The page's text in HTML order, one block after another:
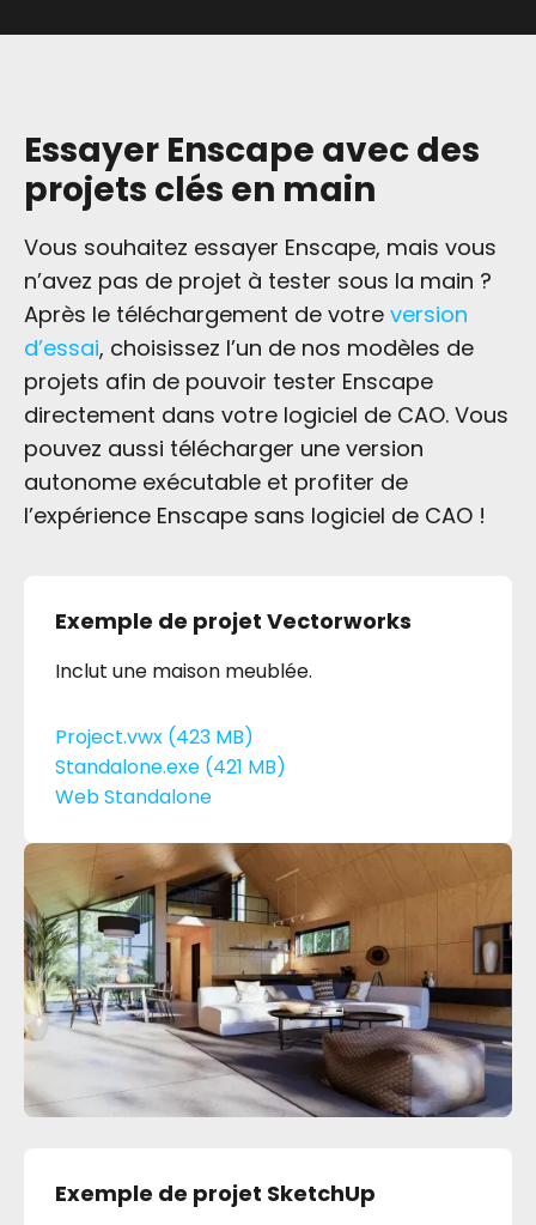
Essayer Enscape avec des
projets clés en main
Vous souhaitez essayer Enscape, mais vous
n’avez pas de projet à tester sous la main ?
Après le téléchargement de votre version
d’essai, choisissez l’un de nos modèles de
projets afin de pouvoir tester Enscape
directement dans votre logiciel de CAO. Vous
pouvez aussi télécharger une version
autonome exécutable et profiter de
l’expérience Enscape sans logiciel de CAO !
Exemple de projet Vectorworks
Inclut une maison meublée.
Project.vwx (423 MB)
Standalone.exe (421 MB)
Web Standalone
Exemple de projet SketchUp